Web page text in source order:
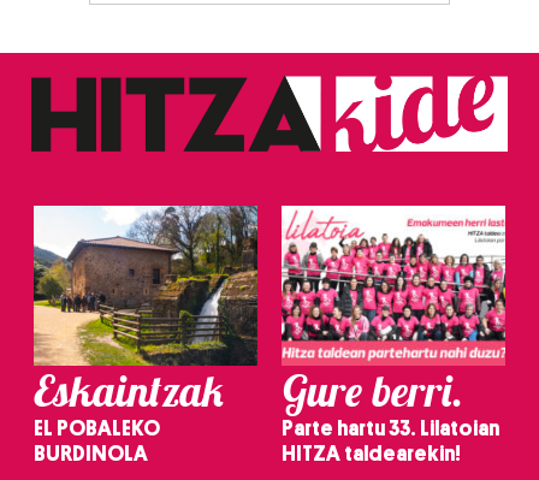
Eskaintzak
EL POBALEKO
BURDINOLA
Gure berri.
Parte hartu 33. Lilatoian
HITZA taldearekin!